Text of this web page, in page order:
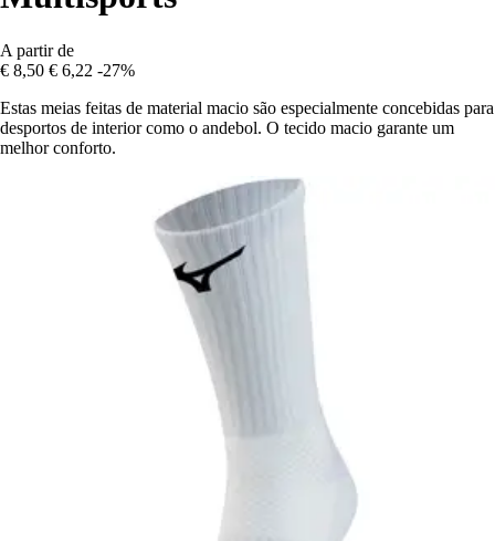
A partir de
€ 8,50 € 6,22 -27%
Estas meias feitas de material macio são especialmente concebidas para
desportos de interior como o andebol. O tecido macio garante um
melhor conforto.